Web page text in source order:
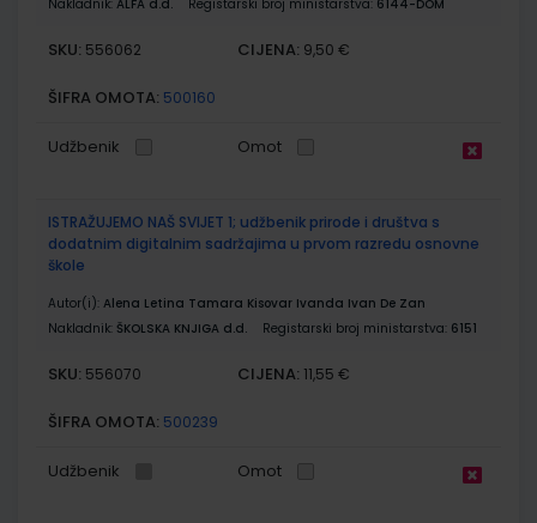
Nakladnik: ALFA d.d. Registarski broj ministarstva: 6144-DOM
SKU: 556062 CIJENA: 9,50 €
ŠIFRA OMOTA: 500160
Udžbenik Omot
ISTRAŽUJEMO NAŠ SVIJET 1; udžbenik prirode i društva s
dodatnim digitalnim sadržajima u prvom razredu osnovne
škole
Autor(i): Alena Letina Tamara Kisovar Ivanda Ivan De Zan
Nakladnik: ŠKOLSKA KNJIGA d.d. Registarski broj ministarstva: 6151
SKU: 556070 CIJENA: 11,55 €
ŠIFRA OMOTA: 500239
Udžbenik Omot